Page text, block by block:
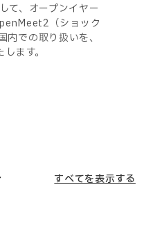
て、オープンイヤー
（ショック
での取り扱いを、
ます。
すべてを表示する